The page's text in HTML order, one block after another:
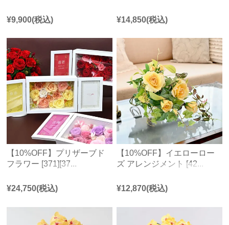
¥9,900(税込)
¥14,850(税込)
【10%OFF】プリザーブド
フラワー [371][37...
¥24,750(税込)
【10%OFF】イエローロー
ズ アレンジメント [42...
¥12,870(税込)